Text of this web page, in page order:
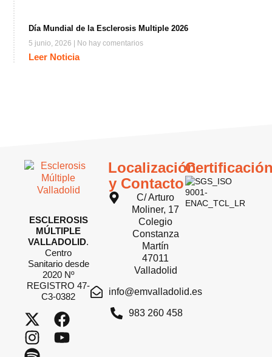
Día Mundial de la Esclerosis Multiple 2026
5 junio, 2026 No hay comentarios
Leer Noticia
ESCLEROSIS
MÚLTIPLE
VALLADOLID.
Centro
Sanitario desde
2020 Nº
REGISTRO 47-
C3-0382
Localización
y Contacto
C/ Arturo
Moliner, 17
Colegio
Constanza
Martín
47011
Valladolid
info@emvalladolid.es
983 260 458